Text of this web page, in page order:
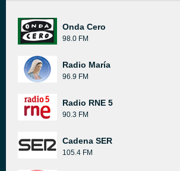
Onda Cero
98.0 FM
Radio María
96.9 FM
Radio RNE 5
90.3 FM
Cadena SER
105.4 FM